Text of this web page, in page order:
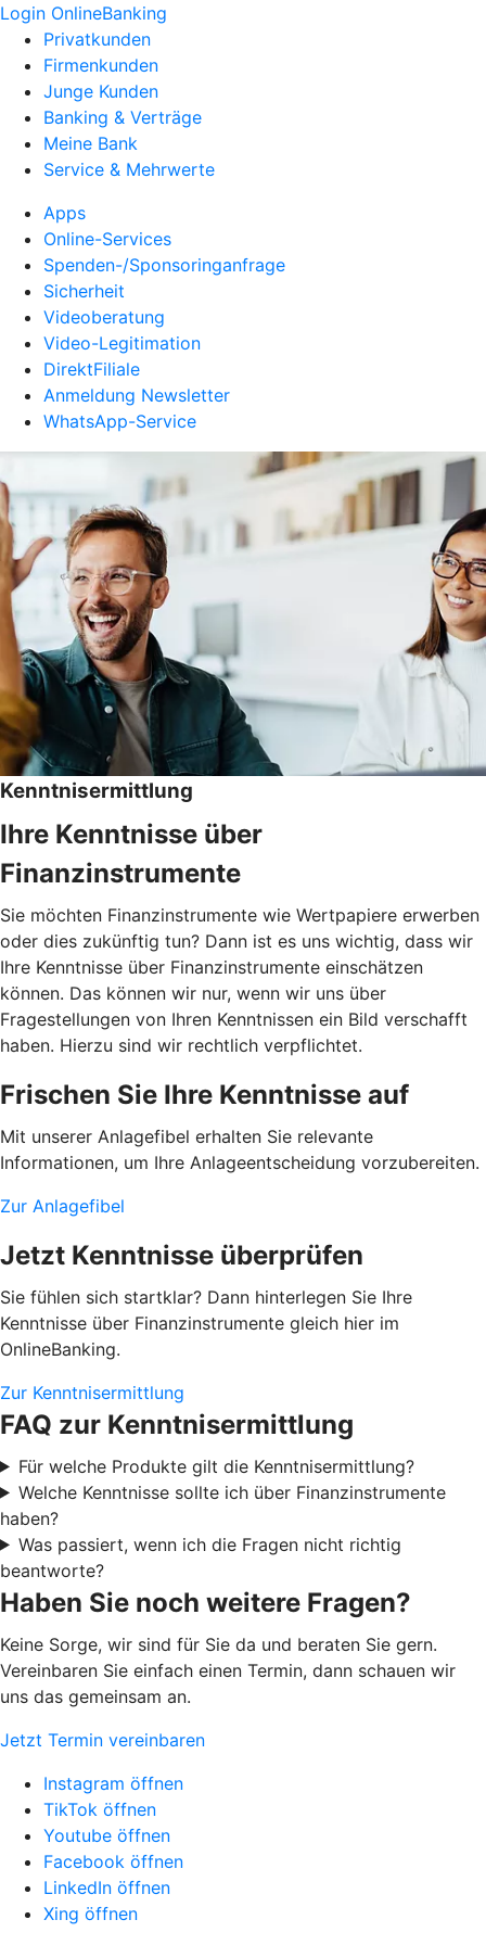
Login OnlineBanking
Privatkunden
Firmenkunden
Junge Kunden
Banking & Verträge
Meine Bank
Service & Mehrwerte
Apps
Online-Services
Spenden-/Sponsoringanfrage
Sicherheit
Videoberatung
Video-Legitimation
DirektFiliale
Anmeldung Newsletter
WhatsApp-Service
Kenntnisermittlung
Ihre Kenntnisse über
Finanzinstrumente
Sie möchten Finanzinstrumente wie Wertpapiere erwerben
oder dies zukünftig tun? Dann ist es uns wichtig, dass wir
Ihre Kenntnisse über Finanzinstrumente einschätzen
können. Das können wir nur, wenn wir uns über
Fragestellungen von Ihren Kenntnissen ein Bild verschafft
haben. Hierzu sind wir rechtlich verpflichtet.
Frischen Sie Ihre Kenntnisse auf
Mit unserer Anlagefibel erhalten Sie relevante
Informationen, um Ihre Anlageentscheidung vorzubereiten.
Zur Anlagefibel
Jetzt Kenntnisse überprüfen
Sie fühlen sich startklar? Dann hinterlegen Sie Ihre
Kenntnisse über Finanzinstrumente gleich hier im
OnlineBanking.
Zur Kenntnisermittlung
FAQ zur Kenntnisermittlung
Für welche Produkte gilt die Kenntnisermittlung?
Welche Kenntnisse sollte ich über Finanzinstrumente
haben?
Was passiert, wenn ich die Fragen nicht richtig
beantworte?
Haben Sie noch weitere Fragen?
Keine Sorge, wir sind für Sie da und beraten Sie gern.
Vereinbaren Sie einfach einen Termin, dann schauen wir
uns das gemeinsam an.
Jetzt Termin vereinbaren
Instagram öffnen
TikTok öffnen
Youtube öffnen
Facebook öffnen
LinkedIn öffnen
Xing öffnen